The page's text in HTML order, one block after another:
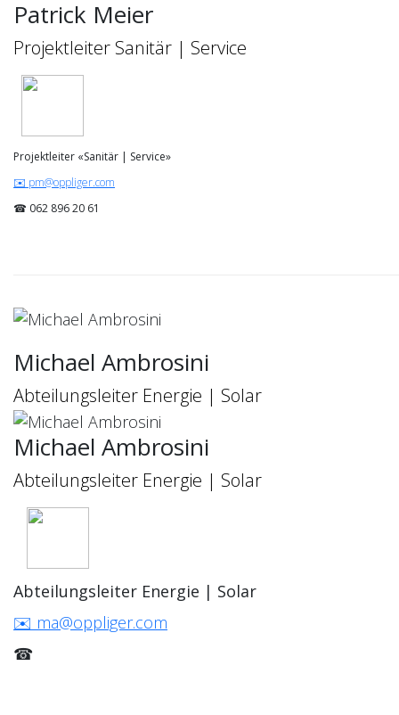
Patrick Meier
Projektleiter Sanitär | Service
Projektleiter «Sanitär | Service»
✉️ pm@oppliger.com
☎ 062 896 20 61
Michael Ambrosini
Abteilungsleiter Energie | Solar
Michael Ambrosini
Abteilungsleiter Energie | Solar
Abteilungsleiter Energie | Solar
✉️ ma@oppliger.com
☎